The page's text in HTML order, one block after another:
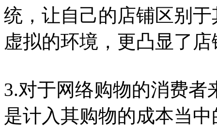
统，让自己的店铺区别
虚拟的环境，更凸显了
3.对于网络购物的消费
是计入其购物的成本当